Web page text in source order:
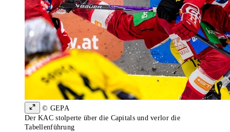
© GEPA
Der KAC stolperte über die Capitals und verlor die
Tabellenführung